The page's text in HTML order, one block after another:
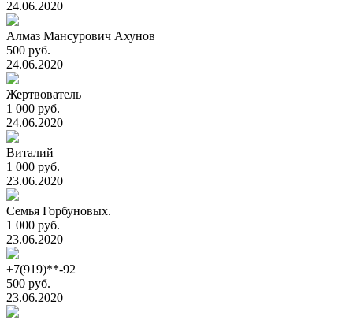
24.06.2020
Алмаз Мансурович Ахунов
500 руб.
24.06.2020
Жертвователь
1 000 руб.
24.06.2020
Виталий
1 000 руб.
23.06.2020
Семья Горбуновых.
1 000 руб.
23.06.2020
+7(919)**-92
500 руб.
23.06.2020